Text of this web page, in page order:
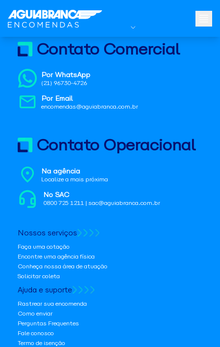
Contato Comercial
Por WhatsApp
(21) 96730-4726
Por Email
encomendas@aguiabranca.com.br
Contato Operacional
Na agência
Localize a mais próxima
No SAC
0800 725 1211 | sac@aguiabranca.com.br
Nossos serviços
Faça uma cotação
Encontre uma agência física
Conheça nossa área de atuação
Solicitar coleta
Ajuda e suporte
Rastrear sua encomenda
Como enviar
Perguntas Frequentes
Fale conosco
Termo de isenção